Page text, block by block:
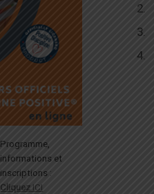
Programme,
informations et
inscriptions :
Cliquez ICI